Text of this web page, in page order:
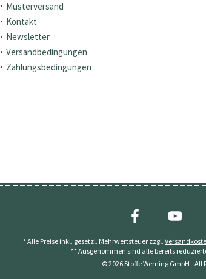
Musterversand
Kontakt
Newsletter
Versandbedingungen
Zahlungsbedingungen
* Alle Preise inkl. gesetzl. Mehrwertsteuer zzgl.
** Ausgenommen sind alle bereits
© 2026 Stoffe Werning GmbH - All